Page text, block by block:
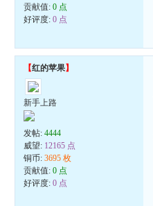
贡献值:0 点
好评度:0 点
【红的苹果】
新手上路
发帖:4444
威望: 12165 点
铜币:3695 枚
贡献值:0 点
好评度:0 点